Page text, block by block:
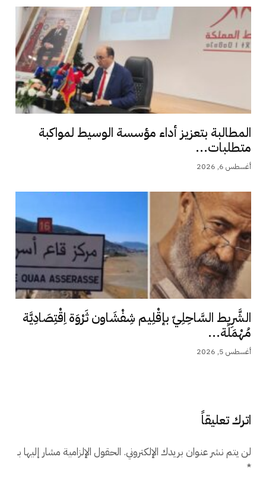
المطالبة بتعزيز أداء مؤسسة الوسيط لمواكبة
متطلبات...
أغسطس 6, 2026
الشَّرِيط السَّاحِلِيّ بإقْلِيم شِفْشَاون ثَرْوَة اِقْتِصَادِيَّة
مُهْمَلَة...
أغسطس 5, 2026
اترك تعليقاً
لن يتم نشر عنوان بريدك الإلكتروني. الحقول الإلزامية مشار إليها بـ
*